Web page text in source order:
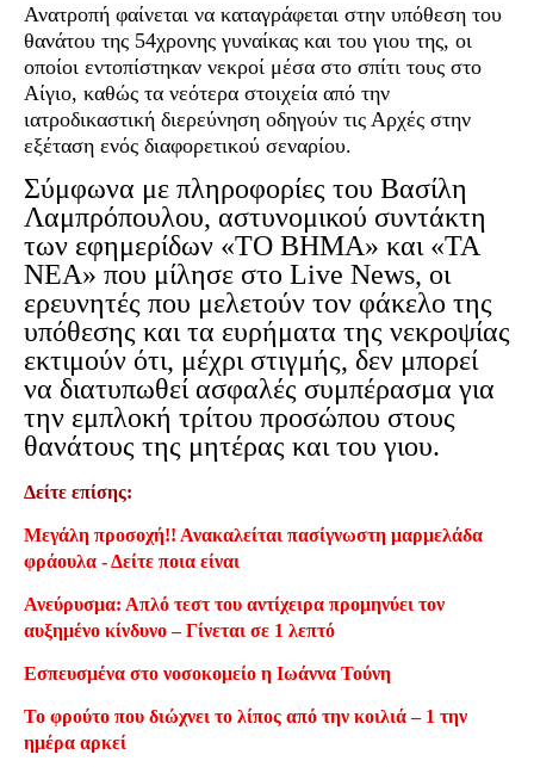
Ανατροπή φαίνεται να καταγράφεται στην υπόθεση του
θανάτου της 54χρονης γυναίκας και του γιου της, οι
οποίοι εντοπίστηκαν νεκροί μέσα στο σπίτι τους στο
Αίγιο, καθώς τα νεότερα στοιχεία από την
ιατροδικαστική διερεύνηση οδηγούν τις Αρχές στην
εξέταση ενός διαφορετικού σεναρίου.
Σύμφωνα με πληροφορίες του Βασίλη
Λαμπρόπουλου, αστυνομικού συντάκτη
των εφημερίδων «ΤΟ ΒΗΜΑ» και «ΤΑ
ΝΕΑ» που μίλησε στο Live News, οι
ερευνητές που μελετούν τον φάκελο της
υπόθεσης και τα ευρήματα της νεκροψίας
εκτιμούν ότι, μέχρι στιγμής, δεν μπορεί
να διατυπωθεί ασφαλές συμπέρασμα για
την εμπλοκή τρίτου προσώπου στους
θανάτους της μητέρας και του γιου.
Δείτε επίσης:
Μεγάλη προσοχή!! Ανακαλείται πασίγνωστη μαρμελάδα
φράουλα - Δείτε ποια είναι
Ανεύρυσμα: Απλό τεστ του αντίχειρα προμηνύει τον
αυξημένο κίνδυνο – Γίνεται σε 1 λεπτό
Εσπευσμένα στο νοσοκομείο η Ιωάννα Τούνη
Το φρούτο που διώχνει το λίπος από την κοιλιά – 1 την
ημέρα αρκεί